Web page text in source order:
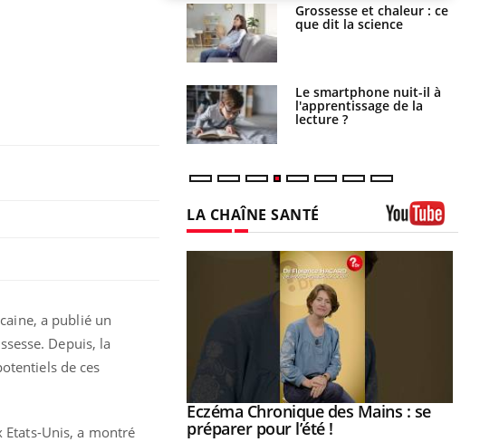
a publié un
Depuis, la
de ces
Etats-Unis, a montré
Grossesse et chaleur : ce
que dit la science
Le smartphone nuit-il à
l'apprentissage de la
lecture ?
LA CHAÎNE SANTÉ
Youtube
Youtube
Eczéma Chronique des Mains : se
préparer pour l’été !Youtube